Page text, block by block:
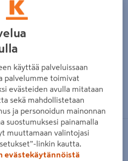
sormilla kosketusnäytöllä
RCK182A-
käyttää palveluissaan
palvelumme toimivat
evästeiden avulla mitataan
sekä mahdollistetaan
ja personoidun mainonnan
suostumuksesi painamalla
muuttamaan valintojasi
linkin kautta.
evästekäytännöistä